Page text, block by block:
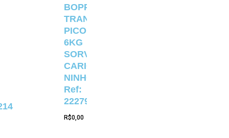
BOPP
TRANSPARENTE
PICOLÉ
6KG
SORVETERIA
CARIOCA
NINHO
Ref:
22279
R$0,00